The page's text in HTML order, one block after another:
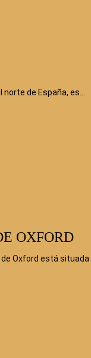
norte de España, es…
OXFORD
Oxford está situada